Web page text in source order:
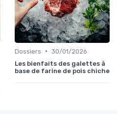
Dossiers • 30/01/2026
Les bienfaits des galettes à
base de farine de pois chiche